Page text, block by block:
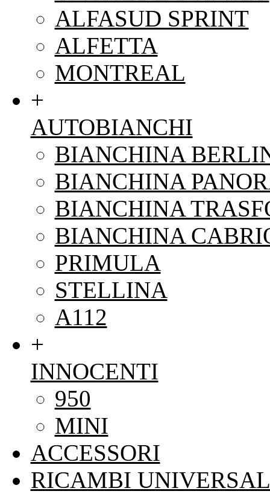
ALFASUD SPRINT
ALFETTA
MONTREAL
+
AUTOBIANCHI
BIANCHINA
BIANCHINA
BIANCHINA
BIANCHINA
PRIMULA
STELLINA
A112
+
INNOCENTI
950
MINI
ACCESSORI
RICAMBI